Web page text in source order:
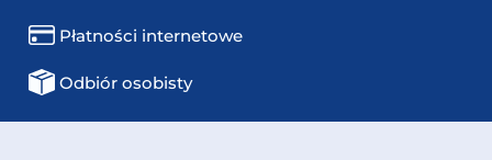
Płatności internetowe
Odbiór osobisty